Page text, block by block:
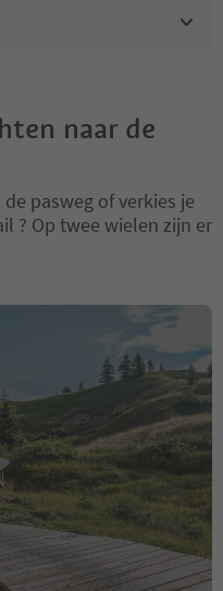
naar de
pasweg of verkies je
? Op twee wielen zijn er